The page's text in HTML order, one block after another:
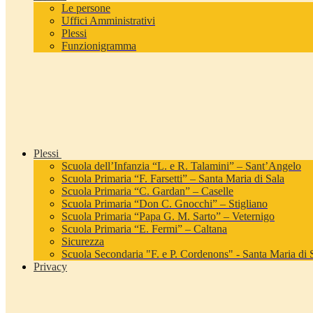
Le persone
Uffici Amministrativi
Plessi
Funzionigramma
Plessi
Scuola dell’Infanzia “L. e R. Talamini” – Sant’Angelo
Scuola Primaria “F. Farsetti” – Santa Maria di Sala
Scuola Primaria “C. Gardan” – Caselle
Scuola Primaria “Don C. Gnocchi” – Stigliano
Scuola Primaria “Papa G. M. Sarto” – Veternigo
Scuola Primaria “E. Fermi” – Caltana
Sicurezza
Scuola Secondaria "F. e P. Cordenons" - Santa Maria di
Privacy